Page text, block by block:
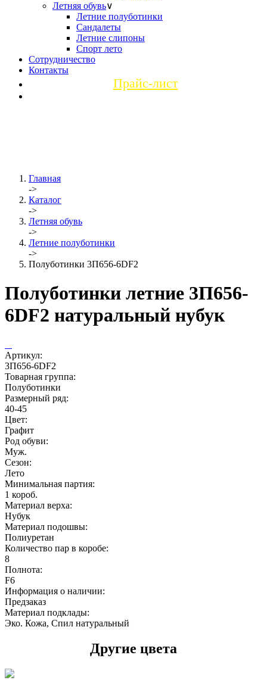
Летняя обувь∨
Летние полуботинки
Сандалеты
Летние слипоны
Спорт лето
Сотрудничество
Контакты
Прайс-лист
Главная
->
Каталог
->
Летняя обувь
->
Летние полуботинки
->
Полуботинки 3П656-6DF2
Полуботинки летние 3П656-
6DF2 натуральный нубук
Артикул:
3П656-6DF2
Товарная группа:
Полуботинки
Размерный ряд:
40-45
Цвет:
Графит
Род обуви:
Муж.
Сезон:
Лето
Минимальная партия:
1 короб.
Материал верха:
Нубук
Материал подошвы:
Полиуретан
Количество пар в коробе:
8
Полнота:
F6
Информация о наличии:
Предзаказ
Материал подклады:
Эко. Кожа, Спил натуральный
Другие цвета